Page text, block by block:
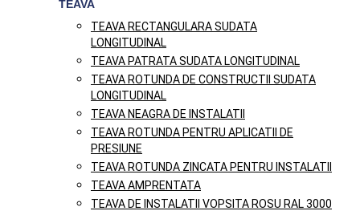
TEAVA
TEAVA RECTANGULARA SUDATA
LONGITUDINAL
TEAVA PATRATA SUDATA LONGITUDINAL
TEAVA ROTUNDA DE CONSTRUCTII SUDATA
LONGITUDINAL
TEAVA NEAGRA DE INSTALATII
TEAVA ROTUNDA PENTRU APLICATII DE
PRESIUNE
TEAVA ROTUNDA ZINCATA PENTRU INSTALATII
TEAVA AMPRENTATA
TEAVA DE INSTALATII VOPSITA ROSU RAL 3000